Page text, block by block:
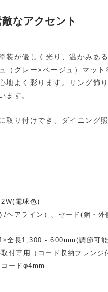
なアクセント
装が優しく光り、温かみあ
（グレー×ベージュ）マット
地よく彩ります。リング飾
ます。
取り付けでき、ダイニング
電球色)
アライン）、セード(鋼・外
全長1,300 - 600mm(調節可
付専用（コード収納フレンジ
ードφ4mm